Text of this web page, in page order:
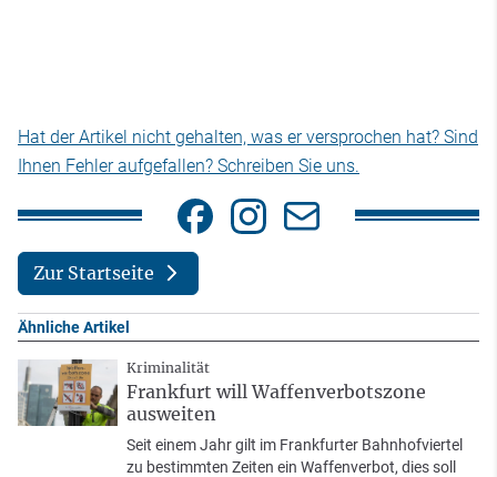
Hat der Artikel nicht gehalten, was er versprochen hat? Sind
Ihnen Fehler aufgefallen? Schreiben Sie uns.
Zur Startseite
Ähnliche Artikel
Kriminalität
Frankfurt will Waffenverbotszone
ausweiten
Seit einem Jahr gilt im Frankfurter Bahnhofviertel
zu bestimmten Zeiten ein Waffenverbot, dies soll